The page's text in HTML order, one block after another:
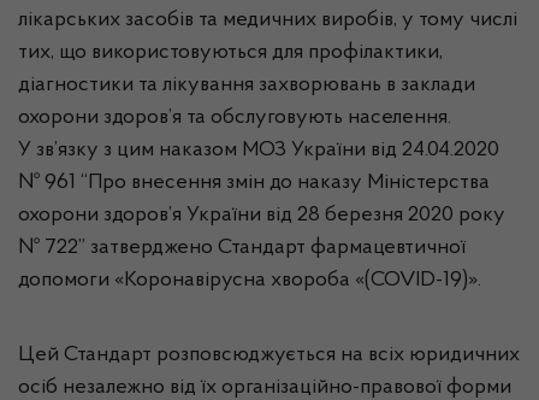
лікарських засобів та медичних виробів, у тому числі
тих, що використовуються для профілактики,
діагностики та лікування захворювань в заклади
охорони здоров’я та обслуговують населення.
У зв’язку з цим наказом МОЗ України від 24.04.2020
№ 961 “Про внесення змін до наказу Міністерства
охорони здоров’я України від 28 березня 2020 року
№ 722” затверджено Стандарт фармацевтичної
допомоги «Коронавірусна хвороба «(COVID-19)».
Цей Стандарт розповсюджується на всіх юридичних
осіб незалежно від їх організаційно-правової форми